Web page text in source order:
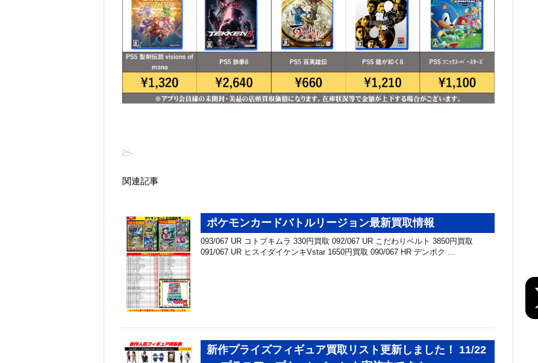
-
関連記事
ポケモンカードバトルリージョン最新買取情報
093/067 UR コトブキムラ 330円買取 092/067 UR こだわりベルト 3850円買取
091/067 UR ヒスイダイケンキVstar 1650円買取 090/067 HR デンボク …
新作プライズフィギュア買取リスト更新しました！ 11/22